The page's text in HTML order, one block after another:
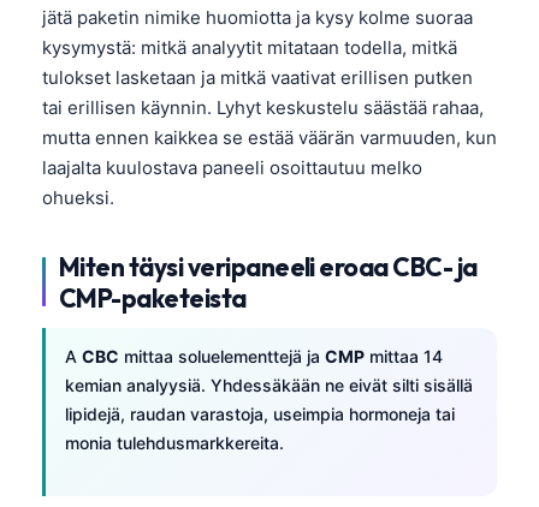
jätä paketin nimike huomiotta ja kysy kolme suoraa
kysymystä: mitkä analyytit mitataan todella, mitkä
tulokset lasketaan ja mitkä vaativat erillisen putken
tai erillisen käynnin. Lyhyt keskustelu säästää rahaa,
mutta ennen kaikkea se estää väärän varmuuden, kun
laajalta kuulostava paneeli osoittautuu melko
ohueksi.
Miten täysi veripaneeli eroaa CBC- ja
CMP-paketeista
A CBC mittaa soluelementtejä ja CMP mittaa 14
kemian analyysiä. Yhdessäkään ne eivät silti sisällä
lipidejä, raudan varastoja, useimpia hormoneja tai
monia tulehdusmarkkereita.